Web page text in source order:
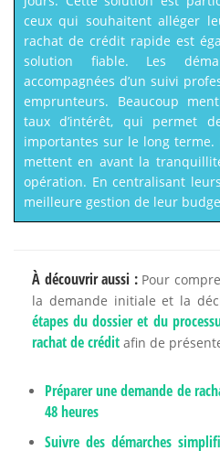
ceux qui souhaitent alléger
rachat de crédit rapide est
solution fiable. Les
accompagnées d’un suivi
emprunteurs. Beaucoup
taux d’intérêt, qui permet
importantes sur le long terme.
mettent en avant la
opération. En centralisant
meilleure gestion de leur
À découvrir aussi :Pour
la demande initiale et la
étapes du dossier et du
rachat de crédit afin de
Préparer une demande de
48 heures
Suivre des démarches